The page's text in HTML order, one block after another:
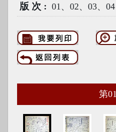
版次 01、02、03、04
第01